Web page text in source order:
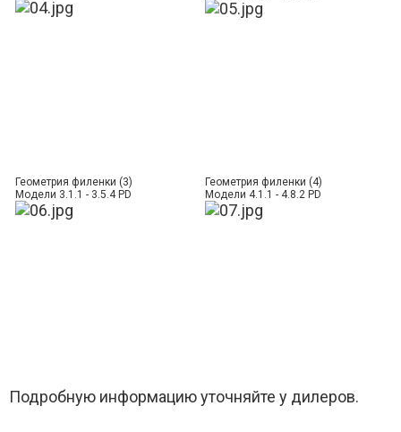
Геометрия филенки (3)
Модели 3.1.1 - 3.5.4 PD
Геометрия филенки (4)
Модели 4.1.1 - 4.8.2 PD
Подробную информацию уточняйте у дилеров.